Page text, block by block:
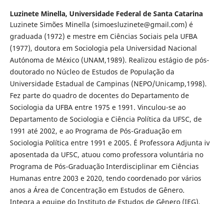
Luzinete Minella, Universidade Federal de Santa Catarina
Luzinete Simões Minella (simoesluzinete@gmail.com) é
graduada (1972) e mestre em Ciências Sociais pela UFBA
(1977), doutora em Sociologia pela Universidad Nacional
Autónoma de México (UNAM,1989). Realizou estágio de pós-
doutorado no Núcleo de Estudos de População da
Universidade Estadual de Campinas (NEPO/Unicamp,1998).
Fez parte do quadro de docentes do Departamento de
Sociologia da UFBA entre 1975 e 1991. Vinculou-se ao
Departamento de Sociologia e Ciência Política da UFSC, de
1991 até 2002, e ao Programa de Pós-Graduação em
Sociologia Política entre 1991 e 2005. É Professora Adjunta iv
aposentada da UFSC, atuou como professora voluntária no
Programa de Pós-Graduação Interdisciplinar em Ciências
Humanas entre 2003 e 2020, tendo coordenado por vários
anos a Área de Concentração em Estudos de Gênero.
Integra a equipe do Instituto de Estudos de Gênero (IEG),